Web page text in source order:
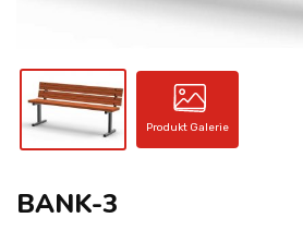
Produkt Galerie
BANK-3